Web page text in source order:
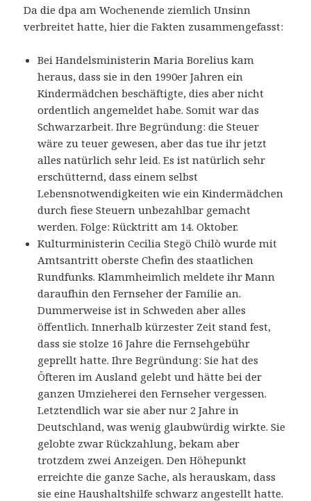
Da die dpa am Wochenende ziemlich Unsinn
verbreitet hatte, hier die Fakten zusammengefasst:
Bei Handelsministerin Maria Borelius kam
heraus, dass sie in den 1990er Jahren ein
Kindermädchen beschäftigte, dies aber nicht
ordentlich angemeldet habe. Somit war das
Schwarzarbeit. Ihre Begründung: die Steuer
wäre zu teuer gewesen, aber das tue ihr jetzt
alles natürlich sehr leid. Es ist natürlich sehr
erschütternd, dass einem selbst
Lebensnotwendigkeiten wie ein Kindermädchen
durch fiese Steuern unbezahlbar gemacht
werden. Folge: Rücktritt am 14. Oktober.
Kulturministerin Cecilia Stegö Chilò wurde mit
Amtsantritt oberste Chefin des staatlichen
Rundfunks. Klammheimlich meldete ihr Mann
daraufhin den Fernseher der Familie an.
Dummerweise ist in Schweden aber alles
öffentlich. Innerhalb kürzester Zeit stand fest,
dass sie stolze 16 Jahre die Fernsehgebühr
geprellt hatte. Ihre Begründung: Sie hat des
Öfteren im Ausland gelebt und hätte bei der
ganzen Umzieherei den Fernseher vergessen.
Letztendlich war sie aber nur 2 Jahre in
Deutschland, was wenig glaubwürdig wirkte. Sie
gelobte zwar Rückzahlung, bekam aber
trotzdem zwei Anzeigen. Den Höhepunkt
erreichte die ganze Sache, als herauskam, dass
sie eine Haushaltshilfe schwarz angestellt hatte.